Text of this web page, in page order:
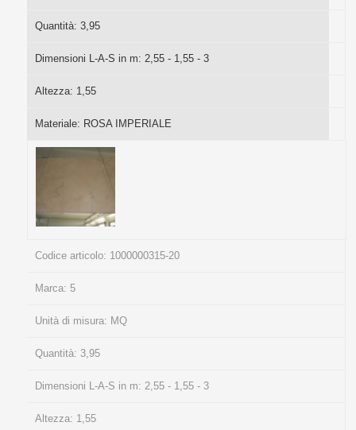
Quantità: 3,95
Dimensioni L-A-S in m: 2,55 - 1,55 - 3
Altezza: 1,55
Materiale: ROSA IMPERIALE
Codice articolo: 1000000315-20
Marca: 5
Unità di misura: MQ
Quantità: 3,95
Dimensioni L-A-S in m: 2,55 - 1,55 - 3
Altezza: 1,55